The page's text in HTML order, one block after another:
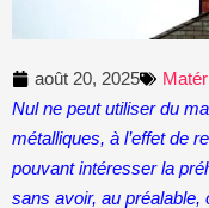
août 20, 2025
Nul ne peut utiliser du
métalliques, à l’effet de
pouvant intéresser la
sans avoir, au préalable,